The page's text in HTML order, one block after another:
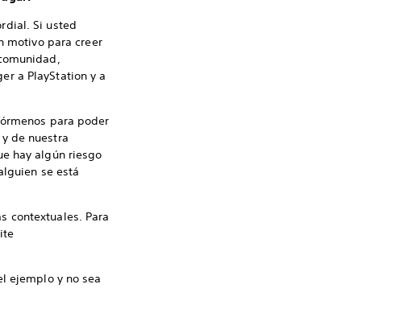
Si usted
motivo para creer
a PlayStation y a
para poder
de nuestra
hay algún riesgo
se está
contextuales. Para
ejemplo y no sea